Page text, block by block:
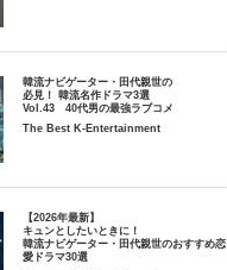
韓流ナビゲーター・田代親世の
必見！ 韓流名作ドラマ3選
Vol.43 40代男の最強ラブコメ
The Best K-Entertainment
【2026年最新】
キュンとしたいときに！
韓流ナビゲーター・田代親世のおすすめ恋
愛ドラマ30選